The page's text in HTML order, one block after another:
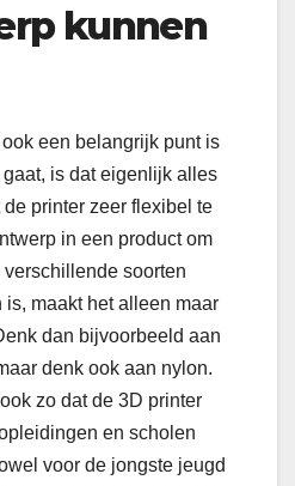
kunnen
een belangrijk punt is
is dat eigenlijk alles
printer zeer flexibel te
in een product om
soorten
maakt het alleen maar
dan bijvoorbeeld aan
denk ook aan nylon.
zo dat de 3D printer
en scholen
voor de jongste jeugd